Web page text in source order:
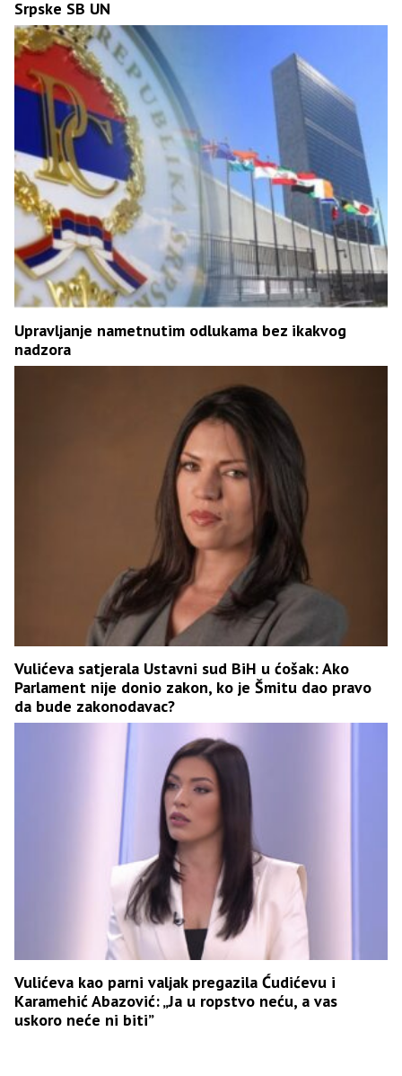
Srpske SB UN
Upravljanje nametnutim odlukama bez ikakvog
nadzora
Vulićeva satjerala Ustavni sud BiH u ćošak: Ako
Parlament nije donio zakon, ko je Šmitu dao pravo
da bude zakonodavac?
Vulićeva kao parni valjak pregazila Ćudićevu i
Karamehić Abazović: „Ja u ropstvo neću, a vas
uskoro neće ni biti”